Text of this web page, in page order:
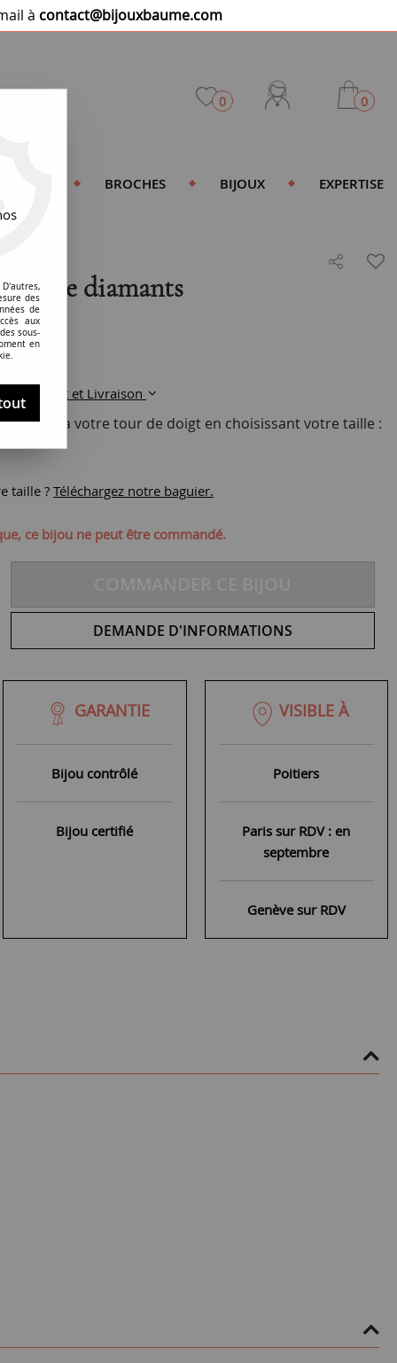
à contact@bijouxbaume.com
0 0
BROCHES BIJOUX EXPERTISE
diamants
Paiement et Livraison
bague à votre tour de doigt en choisissant votre taille :
taille ? Téléchargez notre baguier.
ce bijou ne peut être commandé.
DEMANDE D'INFORMATIONS
GARANTIE
Bijou contrôlé
Bijou certifié
VISIBLE À
Poitiers
Paris sur RDV : en
septembre
Genève sur RDV
des
de
aux
sous-
en